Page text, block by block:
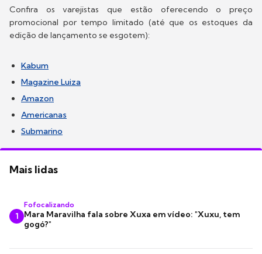
Confira os varejistas que estão oferecendo o preço
promocional por tempo limitado (até que os estoques da
edição de lançamento se esgotem):
Kabum
Magazine Luiza
Amazon
Americanas
Submarino
Mais lidas
1
Fofocalizando
Mara Maravilha fala sobre Xuxa em vídeo: "Xuxu, tem
gogó?"